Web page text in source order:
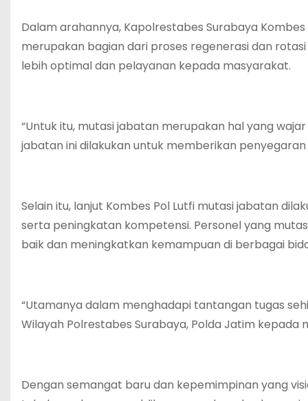
Dalam arahannya, Kapolrestabes Surabaya Kombes
merupakan bagian dari proses regenerasi dan
lebih optimal dan pelayanan kepada masyarakat.
“Untuk itu, mutasi jabatan merupakan hal yang
jabatan ini dilakukan untuk memberikan
Selain itu, lanjut Kombes Pol Lutfi mutasi jabatan
serta peningkatan kompetensi. Personel yang
baik dan meningkatkan kemampuan di berbagai
“Utamanya dalam menghadapi tantangan tugas
Wilayah Polrestabes Surabaya, Polda Jatim kepada
Dengan semangat baru dan kepemimpinan yang